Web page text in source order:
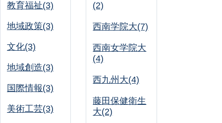
教育福祉(3)
地域政策(3)
文化(3)
地域創造(3)
国際情報(3)
美術工芸(3)
(2)
西南学院大(7)
西南女学院大
(4)
西九州大(4)
藤田保健衛生
大(2)